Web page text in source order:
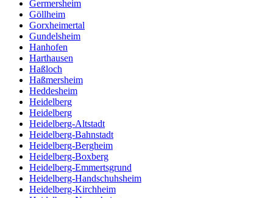
Germersheim
Göllheim
Gorxheimertal
Gundelsheim
Hanhofen
Harthausen
Haßloch
Haßmersheim
Heddesheim
Heidelberg
Heidelberg
Heidelberg-Altstadt
Heidelberg-Bahnstadt
Heidelberg-Bergheim
Heidelberg-Boxberg
Heidelberg-Emmertsgrund
Heidelberg-Handschuhsheim
Heidelberg-Kirchheim